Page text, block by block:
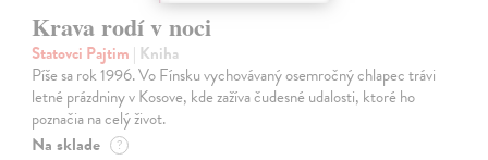
Krava rodí v noci
Statovci Pajtim | Kniha
Píše sa rok 1996. Vo Fínsku vychovávaný osemročný chlapec trávi
letné prázdniny v Kosove, kde zažíva čudesné udalosti, ktoré ho
poznačia na celý život.
Na sklade ?